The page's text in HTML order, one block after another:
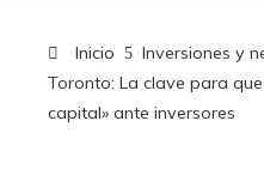
Inicio
Inversiones y
Toronto: La clave para
capital» ante inversores